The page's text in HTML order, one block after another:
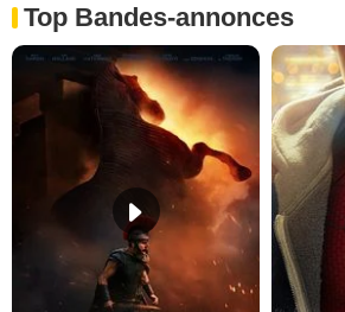
Top Bandes-annonces